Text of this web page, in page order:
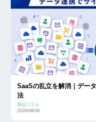
SaaSの乱立を解消｜デー
法
製品コラム
2026/08/06